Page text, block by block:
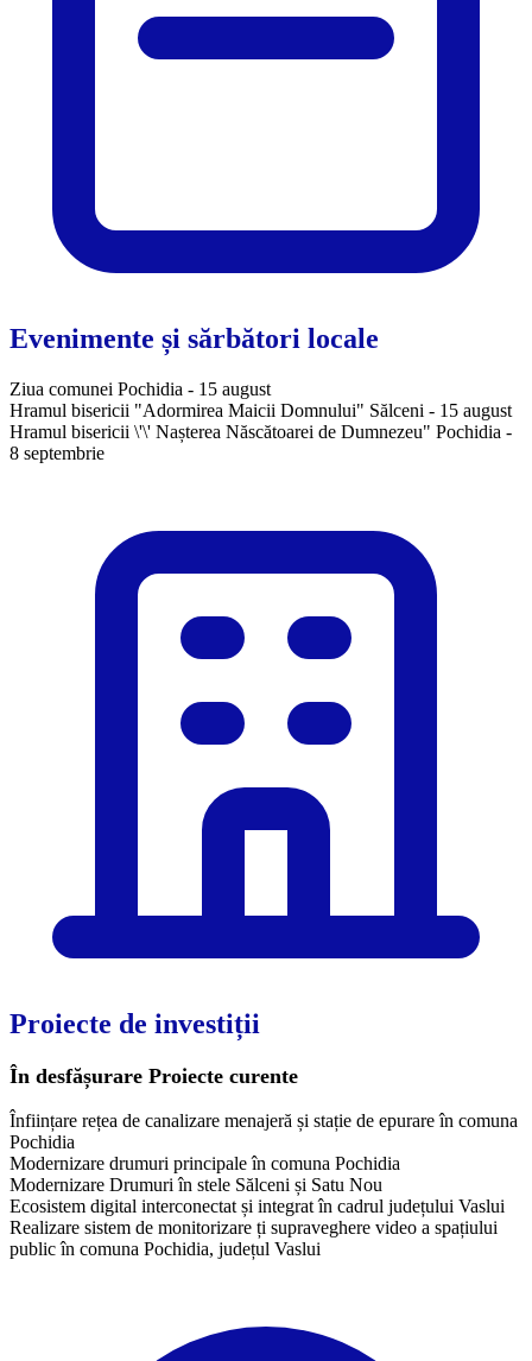
Evenimente și sărbători locale
Ziua comunei Pochidia - 15 august
Hramul bisericii "Adormirea Maicii Domnului" Sălceni - 15 august
Hramul bisericii \'\' Nașterea Născătoarei de Dumnezeu" Pochidia -
8 septembrie
Proiecte de investiții
În desfășurare Proiecte curente
Înființare rețea de canalizare menajeră și stație de epurare în comuna
Pochidia
Modernizare drumuri principale în comuna Pochidia
Modernizare Drumuri în stele Sălceni și Satu Nou
Ecosistem digital interconectat și integrat în cadrul județului Vaslui
Realizare sistem de monitorizare ți supraveghere video a spațiului
public în comuna Pochidia, județul Vaslui